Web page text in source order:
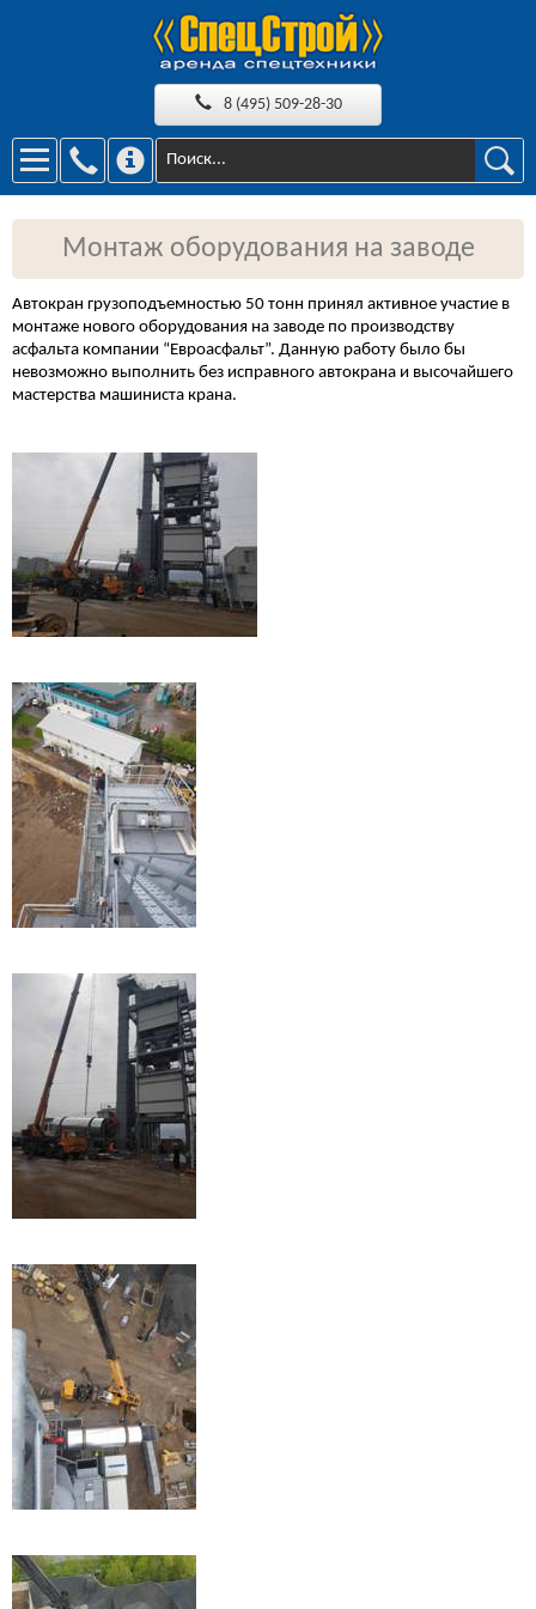
8 (495) 509-28-30
Монтаж оборудования на заводе
Автокран грузоподъемностью 50 тонн принял активное участие в
монтаже нового оборудования на заводе по производству
асфальта компании “Евроасфальт”. Данную работу было бы
невозможно выполнить без исправного автокрана и высочайшего
мастерства машиниста крана.